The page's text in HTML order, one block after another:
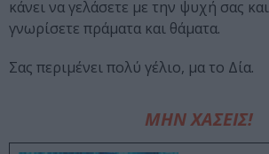
κάνει να γελάσετε με την ψυχή σας
γνωρίσετε πράματα και θάματα.
Σας περιμένει πολύ γέλιο, μα το Δία.
ΜΗΝ ΧΑΣΕΙΣ!